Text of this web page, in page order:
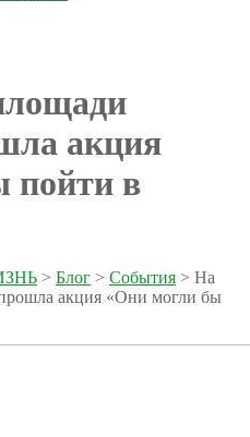
акция
пойти в
> Блог > События > На
акция «Они могли бы